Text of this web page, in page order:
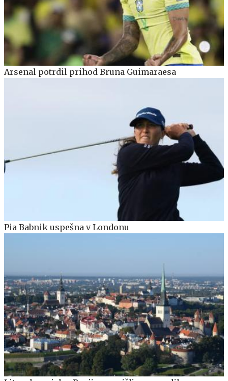
Arsenal potrdil prihod Bruna Guimaraesa
Pia Babnik uspešna v Londonu